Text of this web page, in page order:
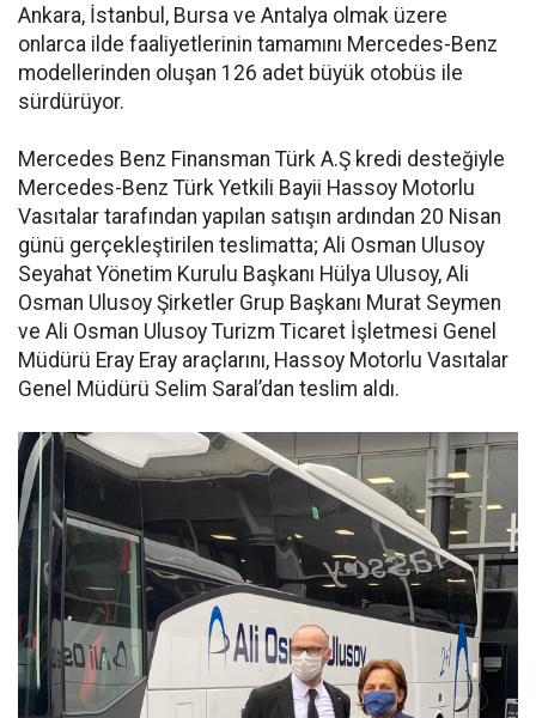
Ankara, İstanbul, Bursa ve Antalya olmak üzere
onlarca ilde faaliyetlerinin tamamını Mercedes-Benz
modellerinden oluşan 126 adet büyük otobüs ile
sürdürüyor.
Mercedes Benz Finansman Türk A.Ş kredi desteğiyle
Mercedes-Benz Türk Yetkili Bayii Hassoy Motorlu
Vasıtalar tarafından yapılan satışın ardından 20 Nisan
günü gerçekleştirilen teslimatta; Ali Osman Ulusoy
Seyahat Yönetim Kurulu Başkanı Hülya Ulusoy, Ali
Osman Ulusoy Şirketler Grup Başkanı Murat Seymen
ve Ali Osman Ulusoy Turizm Ticaret İşletmesi Genel
Müdürü Eray Eray araçlarını, Hassoy Motorlu Vasıtalar
Genel Müdürü Selim Saral’dan teslim aldı.